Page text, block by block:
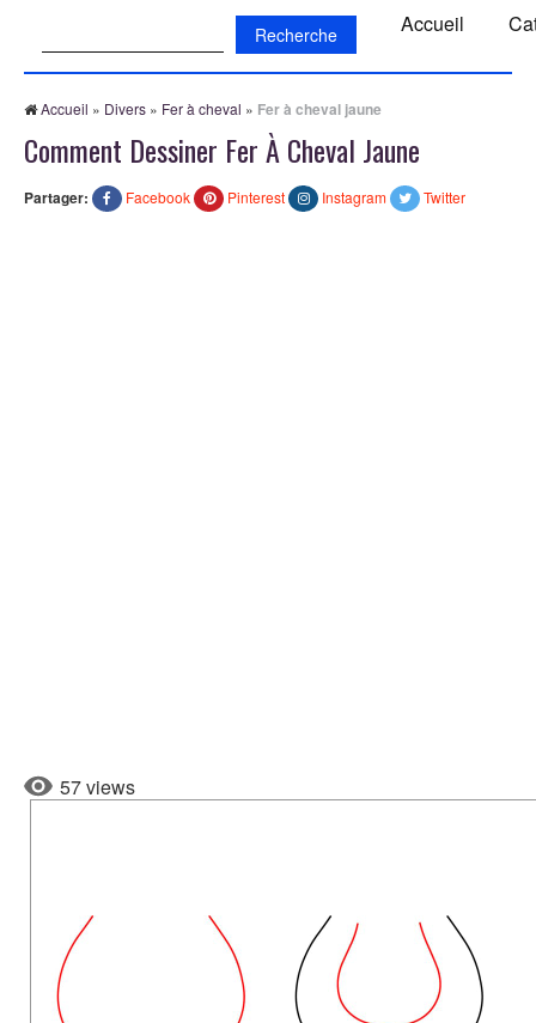
Accueil
Accueil » Divers » Fer à cheval » Fer à cheval jaune
Comment Dessiner Fer À Cheval Jaune
Partager: Facebook Pinterest Instagram Twitter
57 views